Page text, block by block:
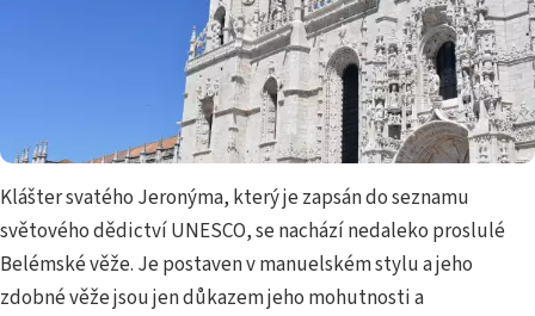
Klášter svatého Jeronýma, který je zapsán do seznamu
světového dědictví UNESCO, se nachází nedaleko proslulé
Belémské věže. Je postaven v manuelském stylu a jeho
zdobné věže jsou jen důkazem jeho mohutnosti a